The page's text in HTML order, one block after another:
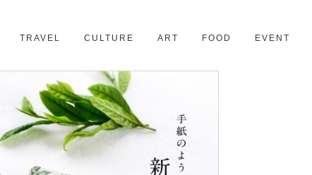
TRAVEL CULTURE ART FOOD EVENT